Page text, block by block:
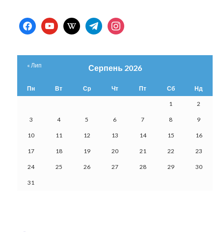
facebookyoutubewikipediatelegraminstagram
Серпень 2026
Пн Вт Ср Чт Пт Сб Нд
1 2
3 4 5 6 7 8 9
10 11 12 13 14 15 16
17 18 19 20 21 22 23
24 25 26 27 28 29 30
31
« Лип